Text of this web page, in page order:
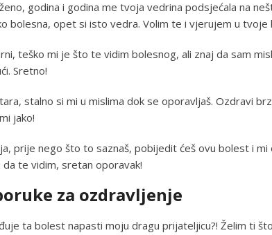
godina i godina me tvoja vedrina podsjećala na
bolesna, opet si isto vedra. Volim te i vjerujem u
teško mi je što te vidim bolesnog, ali znaj da sam
Sretno!
stalno si mi u mislima dok se oporavljaš. Ozdravi
jako!
prije nego što to saznaš, pobijedit ćeš ovu bolest i
da te vidim, sretan oporavak!
za ozdravljenje
ta bolest napasti moju dragu prijateljicu?! Želim ti